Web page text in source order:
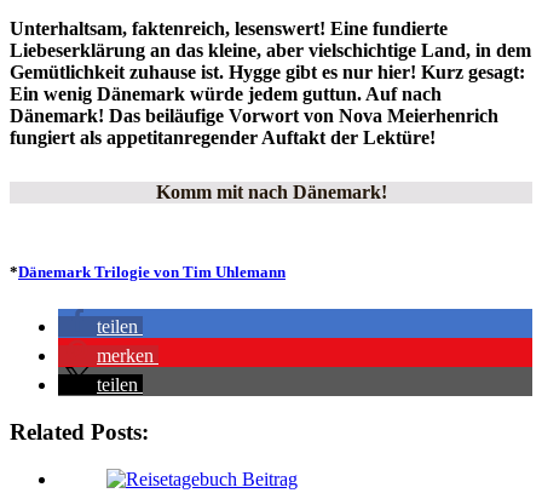
Unterhaltsam, faktenreich, lesenswert! Eine fundierte
Liebeserklärung an das kleine, aber vielschichtige Land, in dem
Gemütlichkeit zuhause ist. Hygge gibt es nur hier! Kurz gesagt:
Ein wenig Dänemark würde jedem guttun. Auf nach
Dänemark! Das beiläufige Vorwort von Nova Meierhenrich
fungiert als appetitanregender Auftakt der Lektüre!
Komm mit nach Dänemark!
*Dänemark Trilogie von Tim Uhlemann
teilen
merken
teilen
Related Posts: